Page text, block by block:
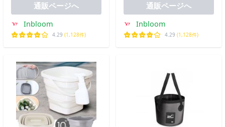
通販ページへ
Inbloom
4.29 (1,128件)
通販ページへ
Inbloom
4.29 (1,128件)